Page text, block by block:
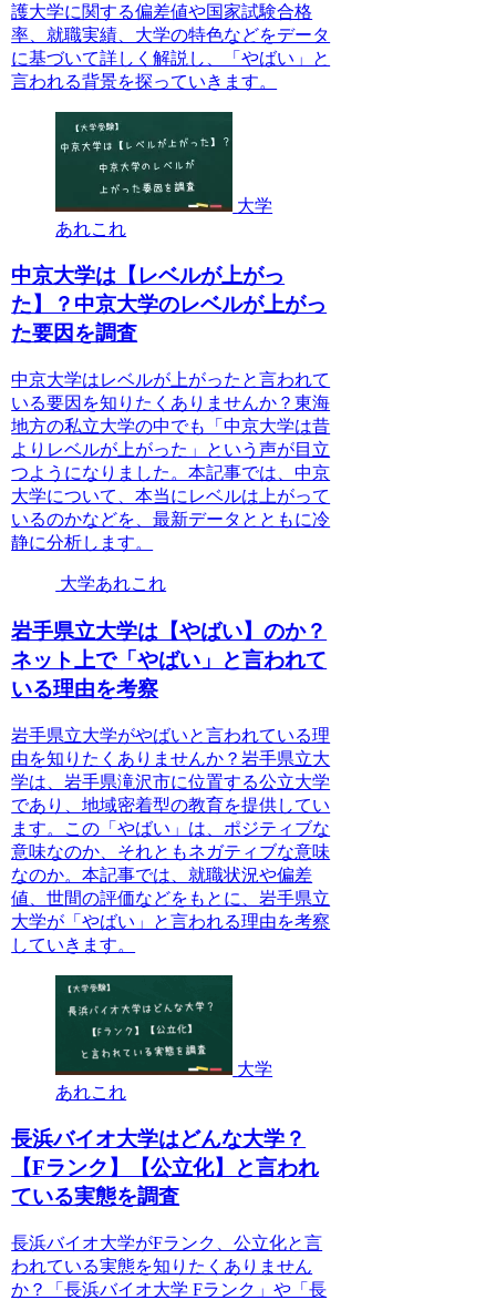
護大学に関する偏差値や国家試験合格
率、就職実績、大学の特色などをデータ
に基づいて詳しく解説し、「やばい」と
言われる背景を探っていきます。
大学
あれこれ
中京大学は【レベルが上がっ
た】？中京大学のレベルが上がっ
た要因を調査
中京大学はレベルが上がったと言われて
いる要因を知りたくありませんか？東海
地方の私立大学の中でも「中京大学は昔
よりレベルが上がった」という声が目立
つようになりました。本記事では、中京
大学について、本当にレベルは上がって
いるのかなどを、最新データとともに冷
静に分析します。
大学あれこれ
岩手県立大学は【やばい】のか？
ネット上で「やばい」と言われて
いる理由を考察
岩手県立大学がやばいと言われている理
由を知りたくありませんか？岩手県立大
学は、岩手県滝沢市に位置する公立大学
であり、地域密着型の教育を提供してい
ます。この「やばい」は、ポジティブな
意味なのか、それともネガティブな意味
なのか。本記事では、就職状況や偏差
値、世間の評価などをもとに、岩手県立
大学が「やばい」と言われる理由を考察
していきます。
大学
あれこれ
長浜バイオ大学はどんな大学？
【Fランク】【公立化】と言われ
ている実態を調査
長浜バイオ大学がFランク、公立化と言
われている実態を知りたくありません
か？「長浜バイオ大学 Fランク」や「長